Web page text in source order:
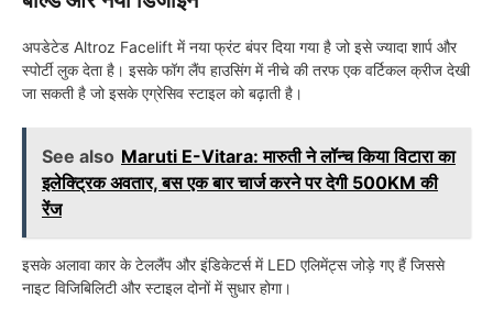
अपडेटेड Altroz Facelift में नया फ्रंट बंपर दिया गया है जो इसे ज्यादा शार्प और
स्पोर्टी लुक देता है। इसके फॉग लैंप हाउसिंग में नीचे की तरफ एक वर्टिकल क्रीज देखी
जा सकती है जो इसके एग्रेसिव स्टाइल को बढ़ाती है।
See also Maruti E-Vitara: मारुती ने लॉन्च किया विटारा का
इलेक्ट्रिक अवतार, बस एक बार चार्ज करने पर देगी 500KM की
रेंज
इसके अलावा कार के टेललैंप और इंडिकेटर्स में LED एलिमेंट्स जोड़े गए हैं जिससे
नाइट विजिबिलिटी और स्टाइल दोनों में सुधार होगा।